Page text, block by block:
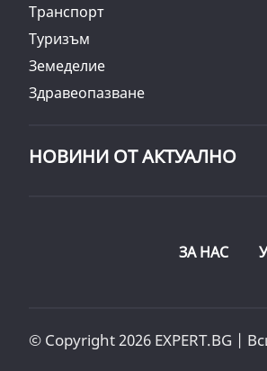
Транспорт
Туризъм
Земеделие
Здравеопазване
НОВИНИ ОТ АКТУАЛНО
ЗА НАС
© Copyright 2026 EXPERT.BG |